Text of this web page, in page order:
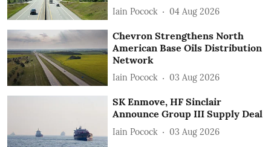
Iain Pocock 04 Aug 2026
Chevron Strengthens North
American Base Oils Distribution
Network
Iain Pocock 03 Aug 2026
SK Enmove, HF Sinclair
Announce Group III Supply Deal
Iain Pocock 03 Aug 2026